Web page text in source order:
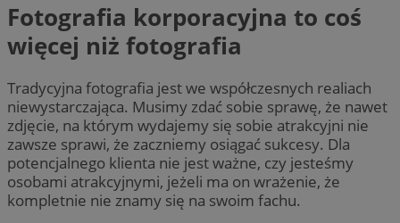
Fotografia korporacyjna to coś
więcej niż fotografia
Tradycyjna fotografia jest we współczesnych realiach
niewystarczająca. Musimy zdać sobie sprawę, że nawet
zdjęcie, na którym wydajemy się sobie atrakcyjni nie
zawsze sprawi, że zaczniemy osiągać sukcesy. Dla
potencjalnego klienta nie jest ważne, czy jesteśmy
osobami atrakcyjnymi, jeżeli ma on wrażenie, że
kompletnie nie znamy się na swoim fachu.